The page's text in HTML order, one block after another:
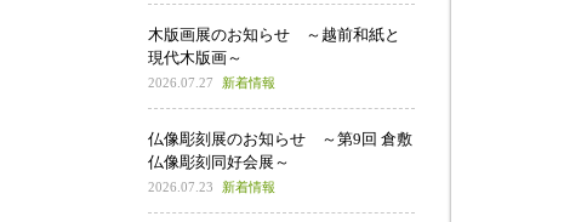
木版画展のお知らせ ～越前和紙と
現代木版画～
2026.07.27 新着情報
仏像彫刻展のお知らせ ～第9回 倉敷
仏像彫刻同好会展～
2026.07.23 新着情報